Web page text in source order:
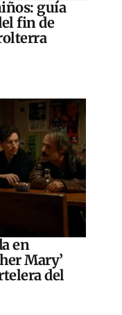
guía
fin de
en
Mary’
del